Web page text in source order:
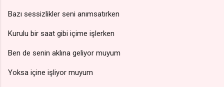
Bazı sessizlikler seni anımsatırken
Kurulu bir saat gibi içime işlerken
Ben de senin aklına geliyor muyum
Yoksa içine işliyor muyum